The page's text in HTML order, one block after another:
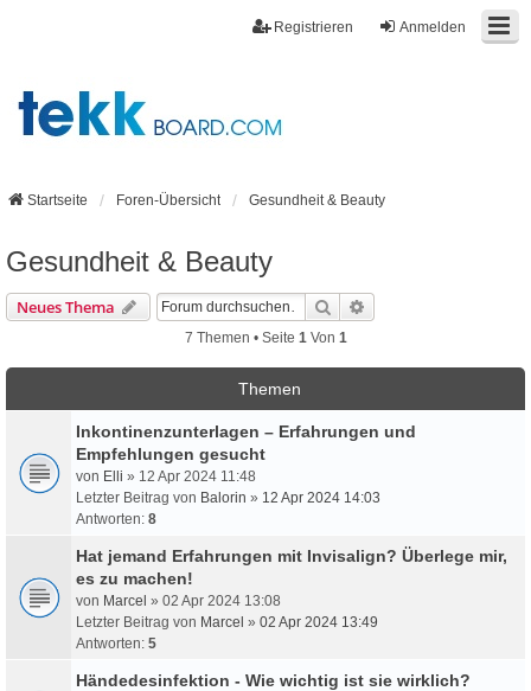
Anmelden
Registrieren
Startseite Foren-Übersicht Gesundheit & Beauty
Gesundheit & Beauty
Neues Thema Suche
7 Themen • Seite 1Von 1
Themen
Inkontinenzunterlagen – Erfahrungen und
Empfehlungen gesucht
von Elli » 12 Apr 2024 11:48
Letzter Beitrag von Balorin » 12 Apr 2024 14:03
Antworten: 8
Hat jemand Erfahrungen mit Invisalign? Überlege mir,
es zu machen!
von Marcel » 02 Apr 2024 13:08
Letzter Beitrag von Marcel » 02 Apr 2024 13:49
Antworten: 5
Händedesinfektion - Wie wichtig ist sie wirklich?